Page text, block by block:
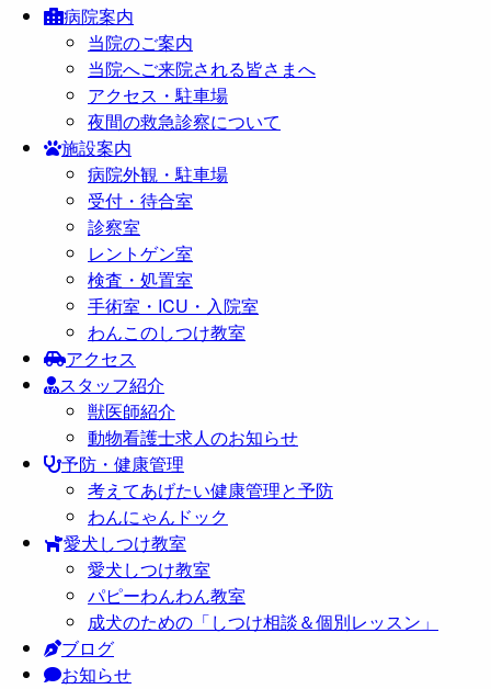
病院案内
当院のご案内
当院へご来院される皆さまへ
アクセス・駐車場
夜間の救急診察について
施設案内
病院外観・駐車場
受付・待合室
診察室
レントゲン室
検査・処置室
手術室・ICU・入院室
わんこのしつけ教室
アクセス
スタッフ紹介
獣医師紹介
動物看護士求人のお知らせ
予防・健康管理
考えてあげたい健康管理と予防
わんにゃんドック
愛犬しつけ教室
愛犬しつけ教室
パピーわんわん教室
成犬のための「しつけ相談＆個別レッスン」
ブログ
お知らせ